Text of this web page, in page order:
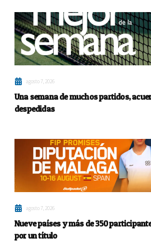
agosto 7, 2026
Una semana de muchos partidos,
despedidas
agosto 7, 2026
Nueve países y más de 350
por un título